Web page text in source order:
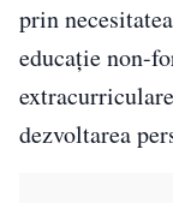
prin
educație non-
dezvoltarea